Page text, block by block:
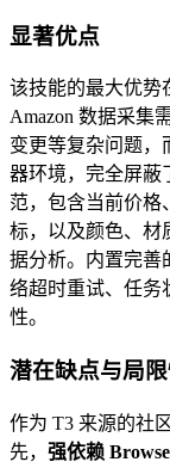
显著优点
该技能的最大优势
Amazon 数据采集
变更等复杂问题，
器环境，完全屏蔽
范，包含当前价格
标，以及颜色、材
据分析。内置完善
络超时重试、任务
性。
潜在缺点与局
作为 T3 来源的社
先， 强依赖